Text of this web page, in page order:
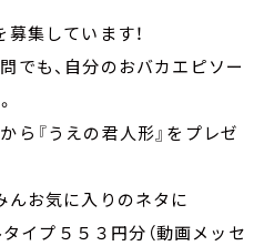
集しています！
でも、自分のおバカエピソー
ら『うえの君人形』をプレゼ
んお気に入りのネタに
イプ５５３円分（動画メッセ